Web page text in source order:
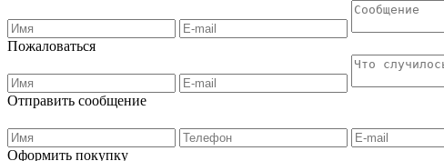
Пожаловаться
Отправить сообщение
Оформить покупку